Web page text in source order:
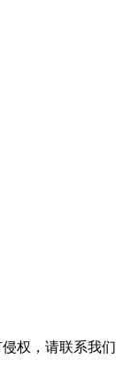
权，请联系我们